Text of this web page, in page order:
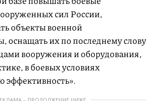
сил России,
объекты военной
оснащать их по последнему слову
вооружения и оборудования,
в боевых условиях
эффективность».